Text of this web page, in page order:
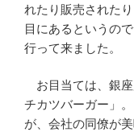
れたり販売された
目にあるというの
行って来ました。
お目当ては、銀座
チカツバーガー」
が、会社の同僚が